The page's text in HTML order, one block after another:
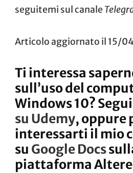
seguitemi sul canale
Articolo aggiornato il 15/
Ti interessa
sull’uso del
Windows 10? Segui
su Udemy, oppure
interessarti il mio
su Google Docs
piattaforma